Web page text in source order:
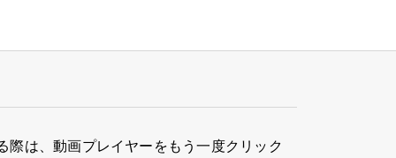
は、動画プレイヤーをもう一度クリック